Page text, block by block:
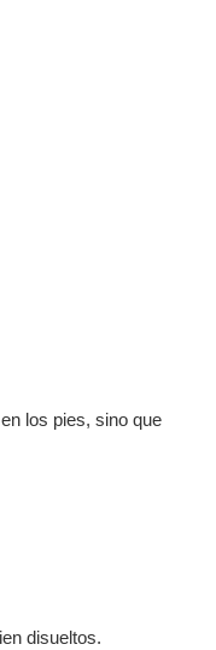
los pies, sino que
disueltos.